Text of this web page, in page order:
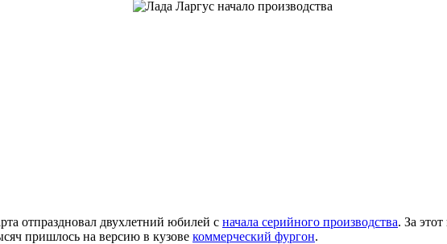
отпраздновал двухлетний юбилей с начала серийного производства. За
пришлось на версию в кузове коммерческий фургон.